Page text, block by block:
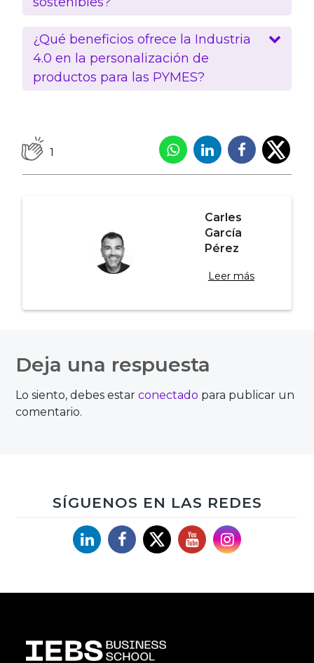
¿Qué beneficios ofrece la Industria
4.0 en la personalización de
productos para las PYMES?
1
Carles
García
Pérez
Leer más
de
entradas
Deja una respuesta
Lo siento, debes estarconectado para publicar un
comentario.
SÍGUENOS EN LAS REDES
LinkedinFacebook
X YouTubeInstagram